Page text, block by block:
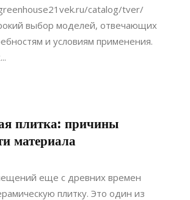
catalog/tver/
выбор моделей, отвечающих
и условиям применения.
плитка: причины
материала
еще с древних времен
плитку. Это один из